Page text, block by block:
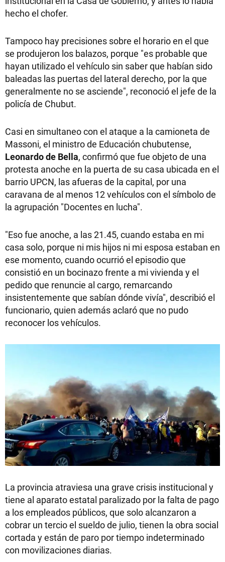
hecho el chofer.
Tampoco hay precisiones sobre el horario en el que
se produjeron los balazos, porque "es probable que
hayan utilizado el vehículo sin saber que habían sido
baleadas las puertas del lateral derecho, por la que
generalmente no se asciende", reconoció el jefe de la
policía de Chubut.
Casi en simultaneo con el ataque a la camioneta de
Massoni, el ministro de Educación chubutense,
Leonardo de Bella, confirmó que fue objeto de una
protesta anoche en la puerta de su casa ubicada en el
barrio UPCN, las afueras de la capital, por una
caravana de al menos 12 vehículos con el símbolo de
la agrupación "Docentes en lucha".
"Eso fue anoche, a las 21.45, cuando estaba en mi
casa solo, porque ni mis hijos ni mi esposa estaban en
ese momento, cuando ocurrió el episodio que
consistió en un bocinazo frente a mi vivienda y el
pedido que renuncie al cargo, remarcando
insistentemente que sabían dónde vivía", describió el
funcionario, quien además aclaró que no pudo
reconocer los vehículos.
La provincia atraviesa una grave crisis institucional y
tiene al aparato estatal paralizado por la falta de pago
a los empleados públicos, que solo alcanzaron a
cobrar un tercio el sueldo de julio, tienen la obra social
cortada y están de paro por tiempo indeterminado
con movilizaciones diarias.